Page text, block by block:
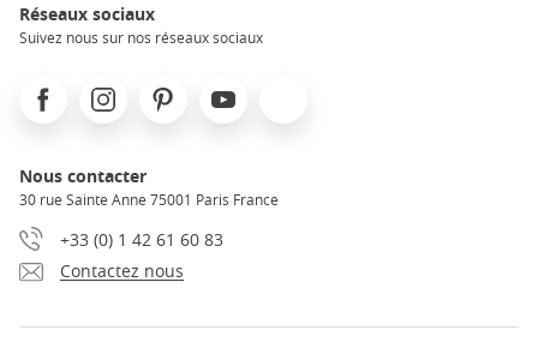
Réseaux sociaux
Suivez nous sur nos réseaux sociaux
FacebookInstagramPinterest Youtube
Nous contacter
30 rue Sainte Anne 75001 Paris France
+33 (0) 1 42 61 60 83
Contactez nous